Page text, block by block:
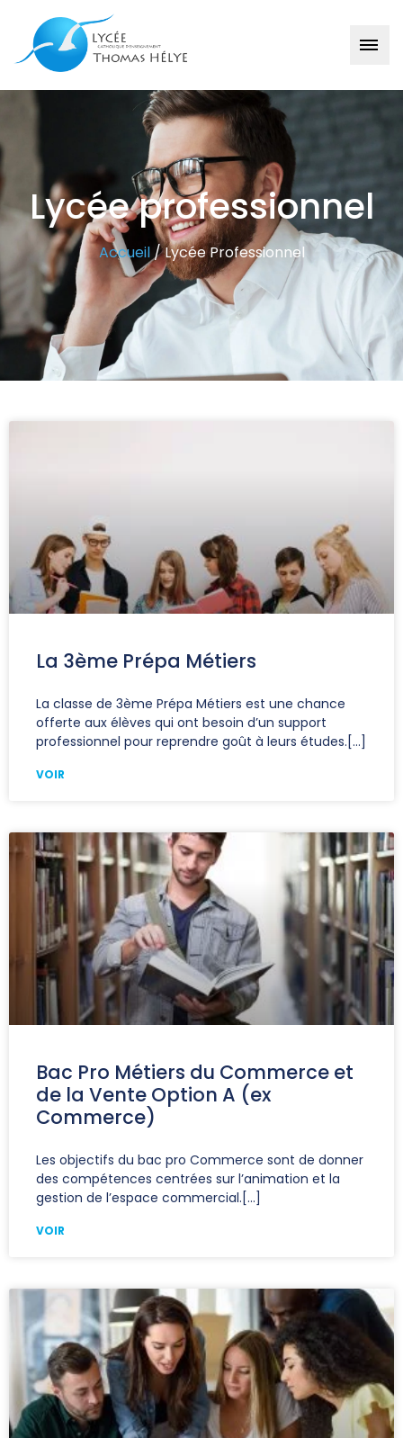
Lycée professionnel
Accueil/Lycée Professionnel
La 3ème Prépa Métiers
La classe de 3ème Prépa Métiers est une chance
offerte aux élèves qui ont besoin d’un support
professionnel pour reprendre goût à leurs études.
VOIR
Bac Pro Métiers du Commerce et
de la Vente Option A (ex
Commerce)
Les objectifs du bac pro Commerce sont de donner
des compétences centrées sur l’animation et la
gestion de l’espace commercial.
VOIR